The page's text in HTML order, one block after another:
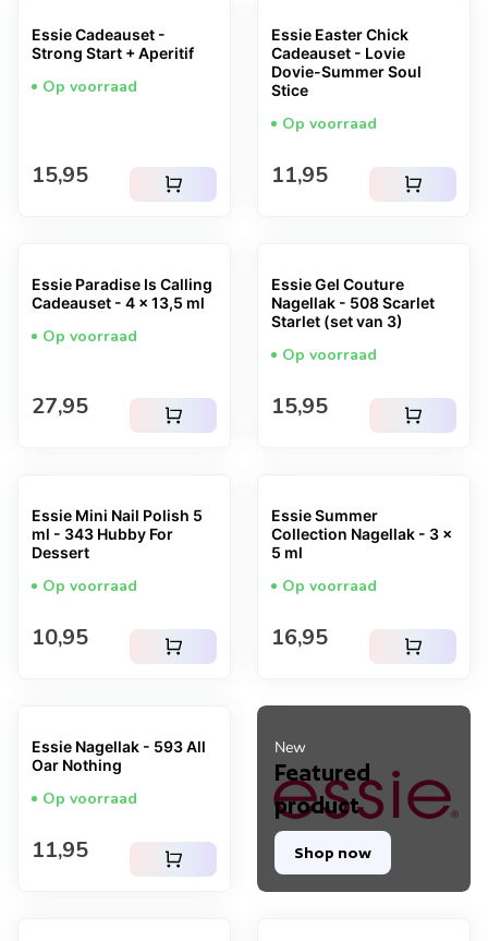
New
Featured
product
Shop now
Essie Cadeauset -
Strong Start + Aperitif
Op voorraad
Normale prijs
15,95 shopping_cart
Essie Easter Chick
Cadeauset - Lovie
Dovie-Summer Soul
Stice
Op voorraad
Normale prijs
11,95 shopping_cart
Essie Paradise Is Calling
Cadeauset - 4 x 13,5 ml
Op voorraad
Normale prijs
27,95 shopping_cart
Essie Gel Couture
Nagellak - 508 Scarlet
Starlet (set van 3)
Op voorraad
Normale prijs
15,95 shopping_cart
Essie Mini Nail Polish 5
ml - 343 Hubby For
Dessert
Op voorraad
Normale prijs
10,95 shopping_cart
Essie Summer
Collection Nagellak - 3 x
5 ml
Op voorraad
Normale prijs
16,95 shopping_cart
Essie Nagellak - 593 All
Oar Nothing
Op voorraad
Normale prijs
11,95 shopping_cart